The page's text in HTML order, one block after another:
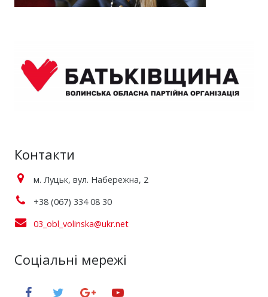
Контакти
м. Луцьк, вул. Набережна, 2
+38 (067) 334 08 30
03_obl_volinska@ukr.net
Соціальні мережі